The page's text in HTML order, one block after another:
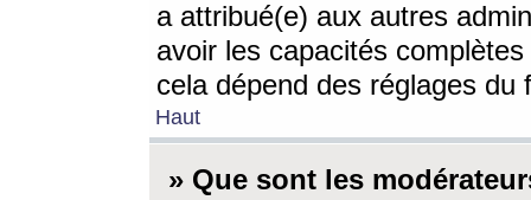
a attribué(e) aux autres
avoir les capacités
cela dépend des réglages du
Haut
» Que sont les